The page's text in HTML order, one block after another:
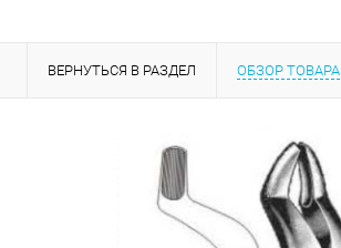
ВЕРНУТЬСЯ В РАЗДЕЛ ОБЗОР ТОВАРА